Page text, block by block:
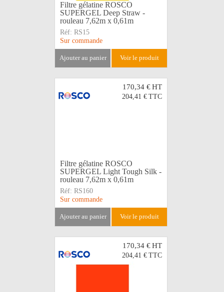
Filtre gélatine ROSCO
SUPERGEL Deep Straw -
rouleau 7,62m x 0,61m
Réf: RS15
Sur commande
ajouter au panier voir le produit
170,34 €HT
204,41 € TTC
Filtre gélatine ROSCO
SUPERGEL Light Tough Silk -
rouleau 7,62m x 0,61m
Réf: RS160
Sur commande
ajouter au panier voir le produit
170,34 €HT
204,41 € TTC